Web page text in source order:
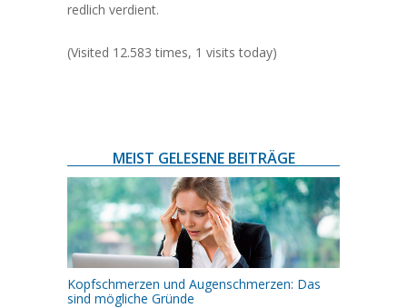
redlich verdient.
(Visited 12.583 times, 1 visits today)
MEIST GELESENE BEITRÄGE
Kopfschmerzen und Augenschmerzen: Das
sind mögliche Gründe